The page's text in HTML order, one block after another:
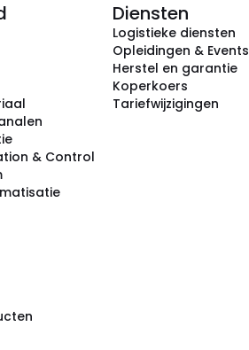
& Control
Diensten
Logistieke diensten
Opleidingen & Events
Herstel en garantie
Koperkoers
Tariefwijzigingen